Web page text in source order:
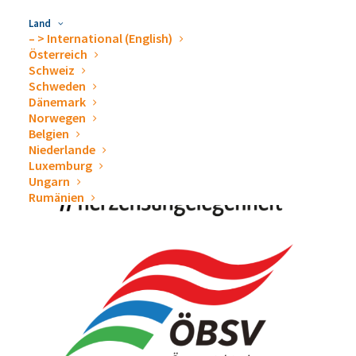
Land
– > International (English)
Österreich
Schweiz
Schweden
Dänemark
Norwegen
Belgien
Niederlande
Luxemburg
Ungarn
Rumänien